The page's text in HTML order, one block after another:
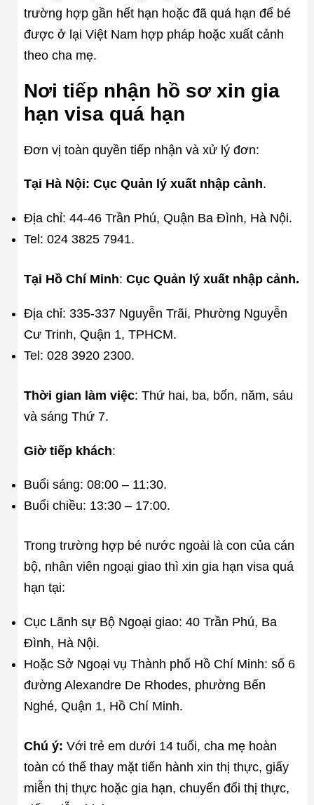
trường hợp gần hết hạn hoặc đã quá hạn để bé
được ở lại Việt Nam hợp pháp hoặc xuất cảnh
theo cha mẹ.
Nơi tiếp nhận hồ sơ xin gia
hạn visa quá hạn
Đơn vị toàn quyền tiếp nhận và xử lý đơn:
Tại Hà Nội: Cục Quản lý xuất nhập cảnh.
Địa chỉ: 44-46 Trần Phú, Quận Ba Đình, Hà Nội.
Tel: 024 3825 7941.
Tại Hồ Chí Minh: Cục Quản lý xuất nhập cảnh.
Địa chỉ: 335-337 Nguyễn Trãi, Phường Nguyễn
Cư Trinh, Quận 1, TPHCM.
Tel: 028 3920 2300.
Thời gian làm việc: Thứ hai, ba, bốn, năm, sáu
và sáng Thứ 7.
Giờ tiếp khách:
Buổi sáng: 08:00 – 11:30.
Buổi chiều: 13:30 – 17:00.
Trong trường hợp bé nước ngoài là con của cán
bộ, nhân viên ngoại giao thì xin gia hạn visa quá
hạn tại:
Cục Lãnh sự Bộ Ngoại giao: 40 Trần Phú, Ba
Đình, Hà Nội.
Hoặc Sở Ngoại vụ Thành phố Hồ Chí Minh: số 6
đường Alexandre De Rhodes, phường Bến
Nghé, Quận 1, Hồ Chí Minh.
Chú ý: Với trẻ em dưới 14 tuổi, cha mẹ hoàn
toàn có thể thay mặt tiến hành xin thị thực, giấy
miễn thị thực hoặc gia hạn, chuyển đổi thị thực,